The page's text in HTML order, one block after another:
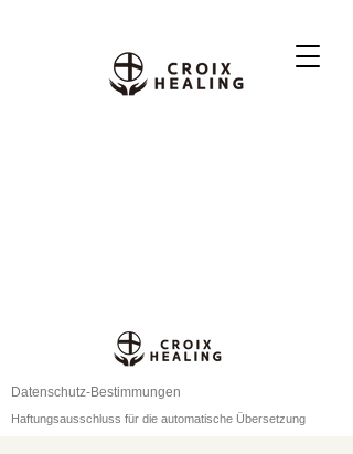
Datenschutz-Bestimmungen
Haftungsausschluss für die automatische Übersetzung